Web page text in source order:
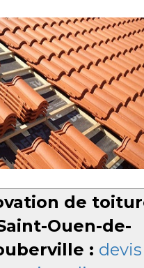
de
Ouen-de-
: devis